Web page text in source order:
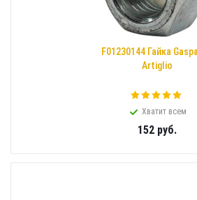
F01230144 Гайка
Artiglio
Хватит всем
152руб.